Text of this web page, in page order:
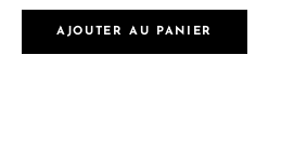
AJOUTER AU PANIER